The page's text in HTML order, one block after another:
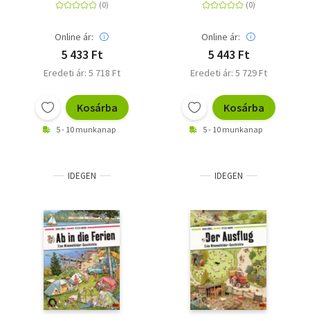
Papp-Bilderbuch
Online ár:
5 433 Ft
Eredeti ár: 5 718 Ft
Kosárba
5 - 10 munkanap
Pappbilderbuch
Online ár:
5 443 Ft
Eredeti ár: 5 729 Ft
Kosárba
5 - 10 munkanap
IDEGEN IDEGEN